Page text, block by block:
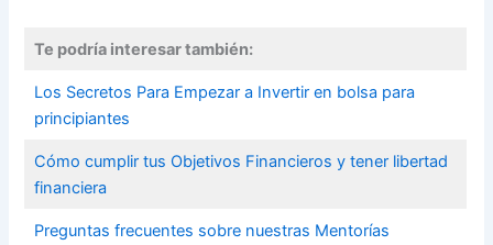
Te podría interesar también:
Los Secretos Para Empezar a Invertir en bolsa para
principiantes
Cómo cumplir tus Objetivos Financieros y tener libertad
financiera
Preguntas frecuentes sobre nuestras Mentorías